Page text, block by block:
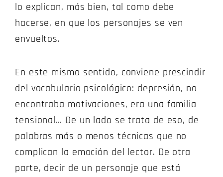
lo explican, más bien, tal como debe
hacerse, en que los personajes se ven
envueltos.
En este mismo sentido, conviene prescindir
del vocabulario psicológico: depresión, no
encontraba motivaciones, era una familia
tensional… De un lado se trata de eso, de
palabras más o menos técnicas que no
complican la emoción del lector. De otra
parte, decir de un personaje que está